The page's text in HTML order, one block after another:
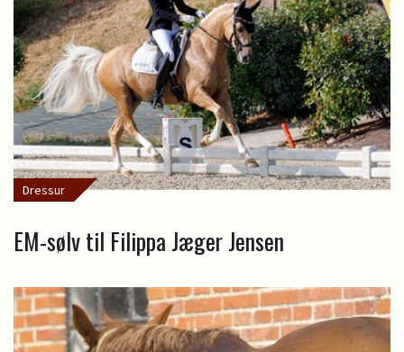
Dressur
EM-sølv til Filippa Jæger Jensen